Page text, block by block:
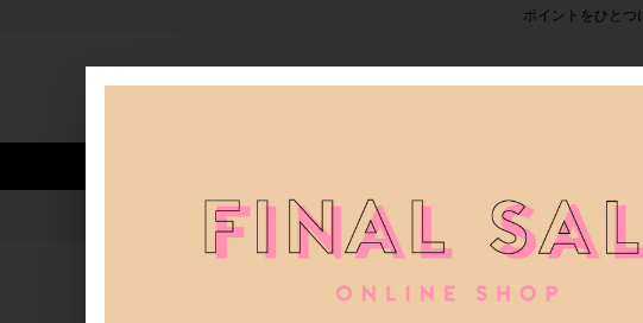
ポイントをひとつ
人気ワード セール 40th限定 ピアス